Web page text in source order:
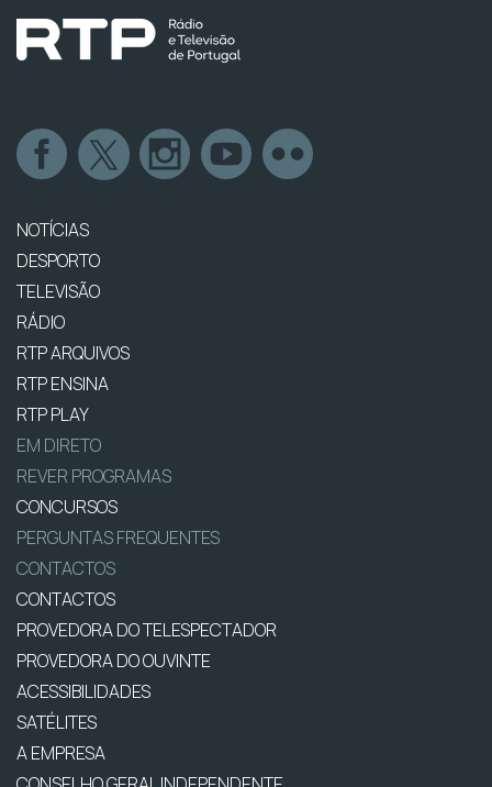
NOTÍCIAS
DESPORTO
TELEVISÃO
RÁDIO
RTP ARQUIVOS
RTP ENSINA
RTP PLAY
EM DIRETO
REVER PROGRAMAS
CONCURSOS
PERGUNTAS FREQUENTES
CONTACTOS
CONTACTOS
PROVEDORA DO TELESPECTADOR
PROVEDORA DO OUVINTE
ACESSIBILIDADES
SATÉLITES
A EMPRESA